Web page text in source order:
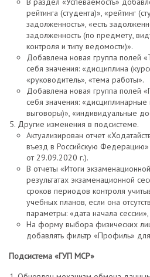
рейтинга (студента)», «рейтинг
задолженность», «есть
задолженность (по предмету,
контроля и типу ведомости)».
Добавлена новая группа полей
себя значения: «дисциплина
«руководитель», «тема работы».
Добавлена новая группа полей
себя значения: «дисциплинарные
выговоры)», «индивидуальные
Другие изменения в подсистеме.
Актуализирован отчет
въезд в Российскую
от 29.09.2020 г.).
В отчеты «Итоги
результатах экзаменационной
сроков периодов контроля
учебных планов, если она
параметры: «дата начала
На форму выбора физических
добавлять фильтр «Профиль»
Подсистема «ГУП МСР»